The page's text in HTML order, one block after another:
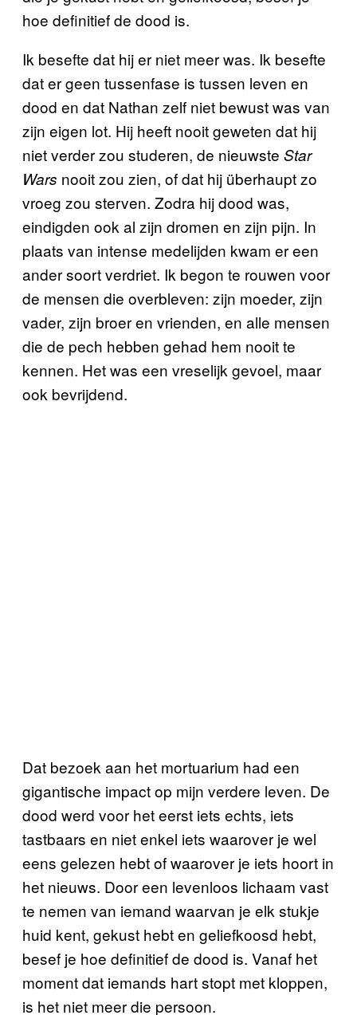
hoe definitief de dood is.
Ik besefte dat hij er niet meer was. Ik besefte
dat er geen tussenfase is tussen leven en
dood en dat Nathan zelf niet bewust was van
zijn eigen lot. Hij heeft nooit geweten dat hij
niet verder zou studeren, de nieuwste Star
Wars nooit zou zien, of dat hij überhaupt zo
vroeg zou sterven. Zodra hij dood was,
eindigden ook al zijn dromen en zijn pijn. In
plaats van intense medelijden kwam er een
ander soort verdriet. Ik begon te rouwen voor
de mensen die overbleven: zijn moeder, zijn
vader, zijn broer en vrienden, en alle mensen
die de pech hebben gehad hem nooit te
kennen. Het was een vreselijk gevoel, maar
ook bevrijdend.
Dat bezoek aan het mortuarium had een
gigantische impact op mijn verdere leven. De
dood werd voor het eerst iets echts, iets
tastbaars en niet enkel iets waarover je wel
eens gelezen hebt of waarover je iets hoort in
het nieuws. Door een levenloos lichaam vast
te nemen van iemand waarvan je elk stukje
huid kent, gekust hebt en geliefkoosd hebt,
besef je hoe definitief de dood is. Vanaf het
moment dat iemands hart stopt met kloppen,
is het niet meer die persoon.